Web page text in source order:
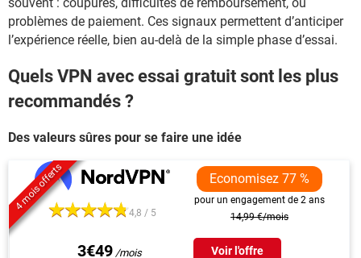
problèmes de paiement. Ces signaux permettent d’anticiper
l’expérience réelle, bien au-delà de la simple phase d’essai.
Quels VPN avec essai gratuit sont les plus
recommandés ?
Des valeurs sûres pour se faire une idée
4 mois offerts
4,8 / 5
Economisez 77 %
pour un engagement de 2 ans
14,99 €/mois
3€49 Voir l'offre